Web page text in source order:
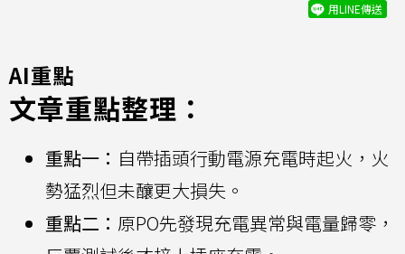
用LINE傳送
AI重點
文章重點整理：
重點一： 自帶插頭行動電源充電時起火，火
勢猛烈但未釀更大損失。
重點二： 原PO先發現充電異常與電量歸零，